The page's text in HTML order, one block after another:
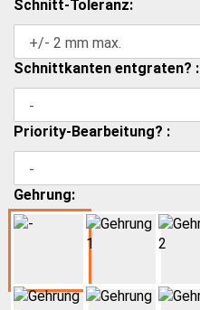
Schnitt-Toleranz:
Schnittkanten entgraten? :
Priority-Bearbeitung? :
Gehrung: